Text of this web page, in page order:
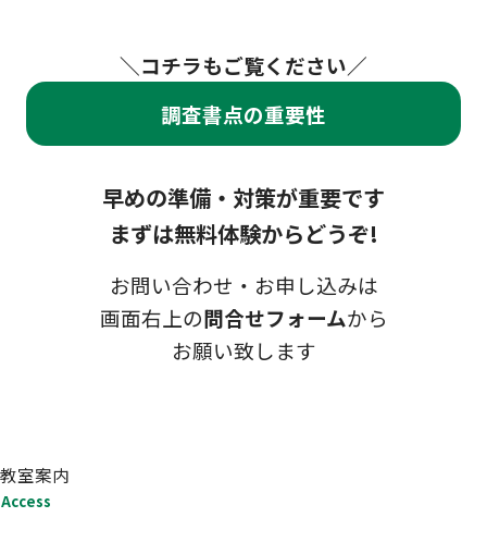
＼コチラもご覧ください／
調査書点の重要性
早めの準備・対策が重要です
まずは無料体験からどうぞ!
お問い合わせ・お申し込みは
画面右上の問合せフォームから
お願い致します
教室案内
Access